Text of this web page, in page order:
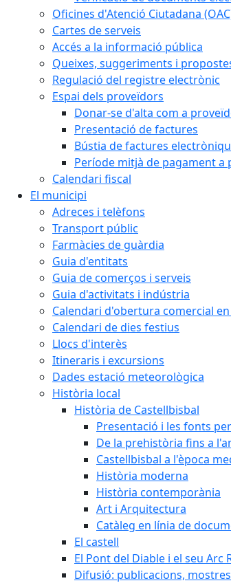
Oficines d'Atenció Ciutadana
Cartes de serveis
Accés a la informació pública
Queixes, suggeriments i
Regulació del registre electrònic
Espai dels proveïdors
Donar-se d'alta com a
Presentació de factures
Bústia de factures
Període mitjà de pagament a
Calendari fiscal
El municipi
Adreces i telèfons
Transport públic
Farmàcies de guàrdia
Guia d'entitats
Guia de comerços i serveis
Guia d'activitats i indústria
Calendari d'obertura comercial
Calendari de dies festius
Llocs d'interès
Itineraris i excursions
Dades estació meteorològica
Història local
Història de Castellbisbal
Presentació i les fonts
De la prehistòria fins a
Castellbisbal a l'època
Història moderna
Història contemporània
Art i Arquitectura
Catàleg en línia de
El castell
El Pont del Diable i el seu
Difusió: publicacions,